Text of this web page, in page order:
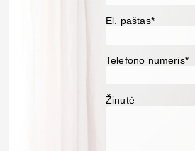
El. paštas*
Telefono numeris*
Žinutė